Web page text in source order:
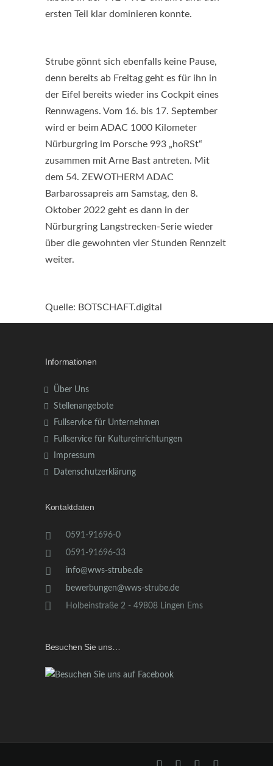
ersten Teil klar dominieren konnte.
Strube gönnt sich ebenfalls keine Pause,
denn bereits ab Freitag geht es für ihn in
der Eifel bereits wieder ins Cockpit eines
Rennwagens. Vom 16. bis 17. September
wird er beim ADAC 1000 Kilometer
Nürburgring im Porsche 993 „hoRSt“
zusammen mit Arne Bast antreten. Mit
dem 54. ZEWOTHERM ADAC
Barbarossapreis am Samstag, den 8.
Oktober 2022 geht es dann in der
Nürburgring Langstrecken-Serie wieder
über die gewohnten vier Stunden Rennzeit
weiter.
Quelle: BOTSCHAFT.digital
Informationen
Über Uns
Stellenangebote
Fullservice für Unternehmen
Fullservice für Kultureinrichtungen
Impressum
Datenschutzerklärung
Kontaktdaten
0591-91696-0
0591-91696-33
info@wws-strube.de
bewerbungen@wws-strube.de
Holbeinstraße 2 - 49808 Lingen Ems
Besuchen Sie uns…